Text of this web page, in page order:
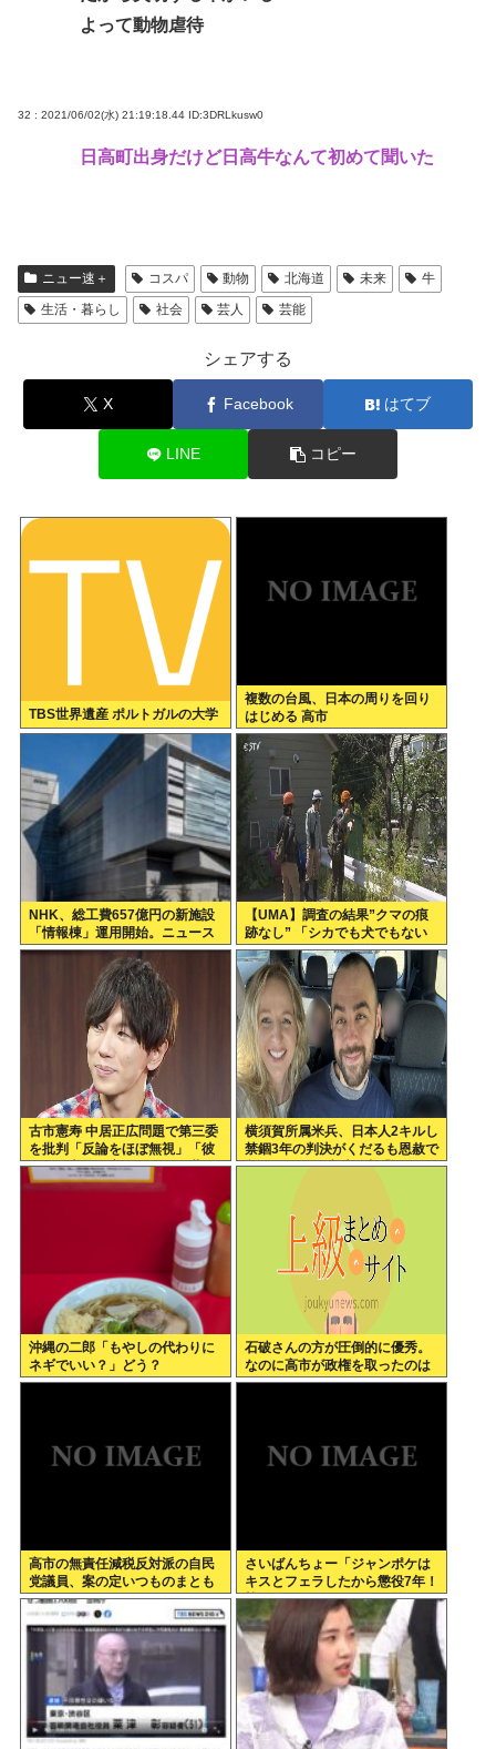
よって動物虐待
32 : 2021/06/02(水) 21:19:18.44 ID:3DRLkusw0
日高町出身だけど日高牛なんて初めて聞いた
ニュー速＋ コスパ 動物 北海道 未来
牛
生活・暮らし
社会 芸人 芸能
シェアする
X Facebook はてブ
LINE コピー
TBS世界遺産 ポルトガルの大学
複数の台風、日本の周りを回り
はじめる 高市
NHK、総工費657億円の新施設
「情報棟」運用開始。ニュース
スタジオがスケスケになる
【UMA】調査の結果”クマの痕
跡なし” 「シカでも犬でもない
ゴロンとして黒い動物を見た」
札幌市清田区
古市憲寿 中居正広問題で第三委
を批判「反論をほぼ無視」「彼
らが一方的に言ったことが世の
中に定着してしまう」橋下徹も
横須賀所属米兵、日本人2キルし
禁錮3年の判決がくだるも恩赦で
釈放！ニュー速愛国者「辺野
沖縄の二郎「もやしの代わりに
ネギでいい？」どう？
石破さんの方が圧倒的に優秀。
なのに高市が政権を取ったのは
おかしい
高市の無責任減税反対派の自民
党議員、案の定いつものまとも
なメンツだったwww
さいばんちょー「ジャンポケは
キスとフェラしたから懲役7年！
執行猶予なし！」←殺人並みに
重くて草